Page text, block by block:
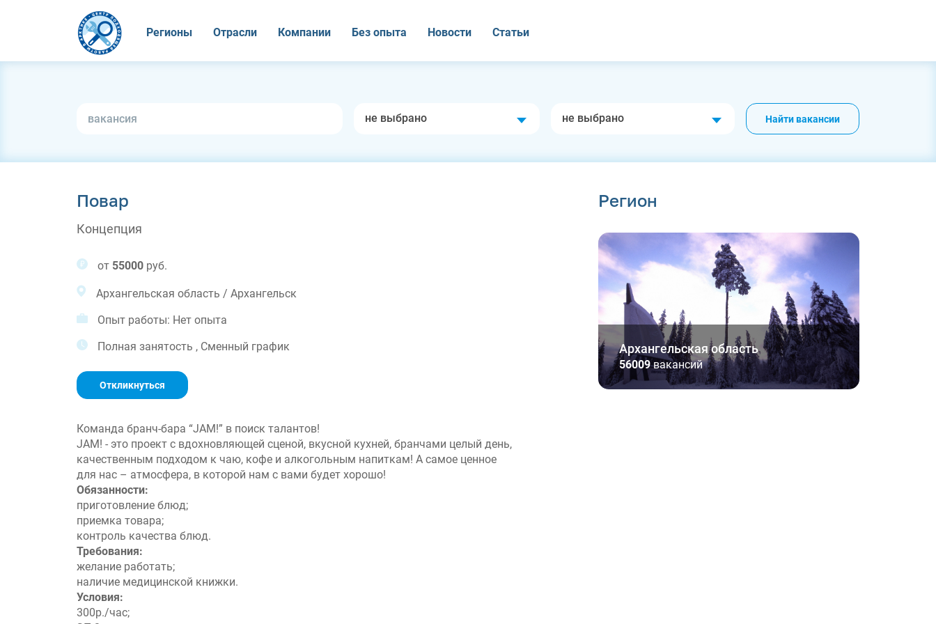
Регионы Отрасли Компании Без опыта Новости Статьи
не выбрано не выбрано Найти вакансии
Повар
Концепция
от 55000 руб.
Архангельская область / Архангельск
Опыт работы: Нет опыта
Полная занятость , Сменный график
Откликнуться
Команда бранч-бара “JAM!” в поиск талантов!
JAM! - это проект с вдохновляющей сценой, вкусной кухней, бранчами целый день,
качественным подходом к чаю, кофе и алкогольным напиткам! А самое ценное
для нас – атмосфера, в которой нам с вами будет хорошо!
Обязанности:
приготовление блюд;
приемка товара;
контроль качества блюд.
Требования:
желание работать;
наличие медицинской книжки.
Условия:
300р./час;
Регион
Архангельская область
56009вакансий